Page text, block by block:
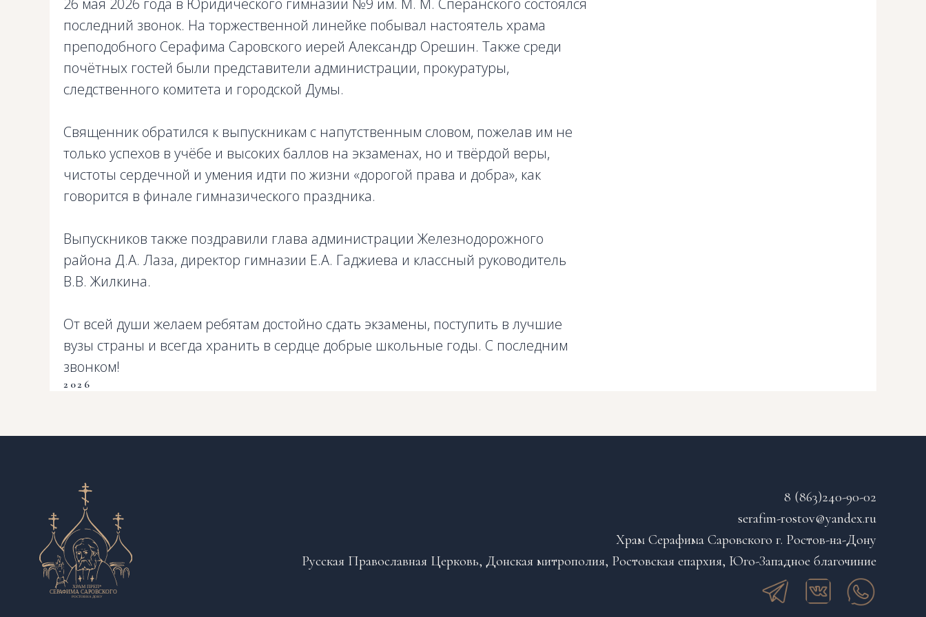
26 мая 2026 года в Юридического гимназии №9 им. М. М. Сперанского состоялся
последний звонок. На торжественной линейке побывал настоятель храма
преподобного Серафима Саровского иерей Александр Орешин. Также среди
почётных гостей были представители администрации, прокуратуры,
следственного комитета и городской Думы.
Священник обратился к выпускникам с напутственным словом, пожелав им не
только успехов в учёбе и высоких баллов на экзаменах, но и твёрдой веры,
чистоты сердечной и умения идти по жизни «дорогой права и добра», как
говорится в финале гимназического праздника.
Выпускников также поздравили глава администрации Железнодорожного
района Д.А. Лаза, директор гимназии Е.А. Гаджиева и классный руководитель
В.В. Жилкина.
От всей души желаем ребятам достойно сдать экзамены, поступить в лучшие
вузы страны и всегда хранить в сердце добрые школьные годы. С последним
звонком!
2026
8 (863)240-90-02
serafim-rostov@yandex.ru
Храм Серафима Саровского г. Ростов-на-Дону
Русская Православная Церковь, Донская митрополия, Ростовская епархия, Юго-Западное благочиние